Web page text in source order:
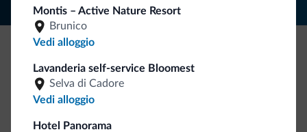
Montis – Active Nature Resort
Brunico
Vedi alloggio
Lavanderia self-service Bloomest
Selva di Cadore
Vedi alloggio
Hotel Panorama
Be Original, scopri la nuova collezione
Ce l'avete chiesto in tanti. Ecco la nuova collezione firmata
Dolomiti.it!